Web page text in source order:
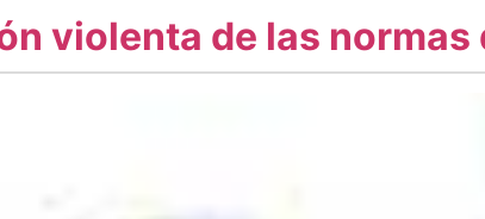
violenta de las